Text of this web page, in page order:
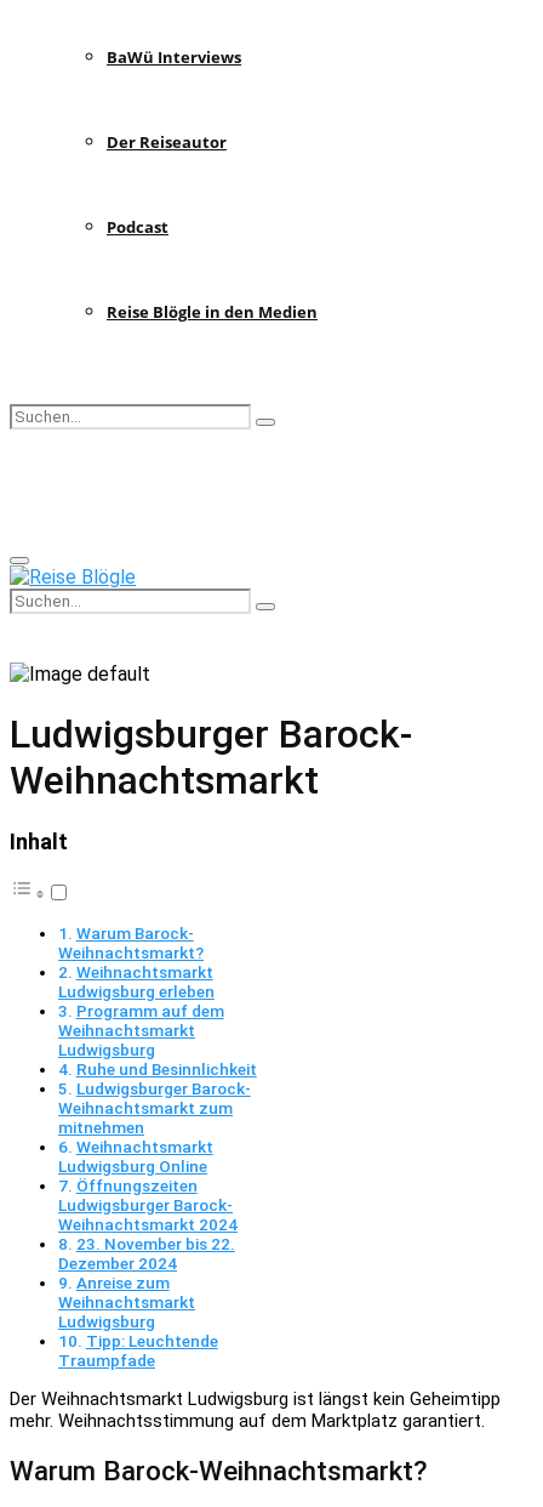
BaWü Interviews
Der Reiseautor
Podcast
Reise Blögle in den Medien
Search
Search
Primary
Menu
Search
for:
Search
Ludwigsburger Barock-
Weihnachtsmarkt
Inhalt
Warum Barock-
Weihnachtsmarkt?
Weihnachtsmarkt
Ludwigsburg erleben
Programm auf dem
Weihnachtsmarkt
Ludwigsburg
Ruhe und Besinnlichkeit
Ludwigsburger Barock-
Weihnachtsmarkt zum
mitnehmen
Weihnachtsmarkt
Ludwigsburg Online
Öffnungszeiten
Ludwigsburger Barock-
Weihnachtsmarkt 2024
23. November bis 22.
Dezember 2024
Anreise zum
Weihnachtsmarkt
Ludwigsburg
Tipp: Leuchtende
Traumpfade
Der Weihnachtsmarkt Ludwigsburg ist längst kein Geheimtipp
mehr. Weihnachtsstimmung auf dem Marktplatz garantiert.
Warum Barock-Weihnachtsmarkt?